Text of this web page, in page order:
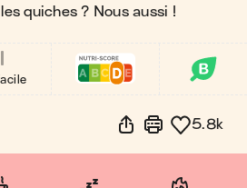
quiches ? Nous aussi !
5.8k